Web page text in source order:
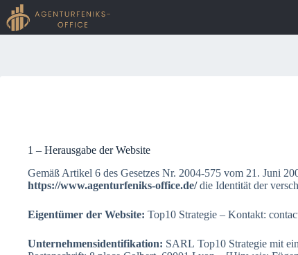
Zum
Inhalt
springen
1 – Herausgabe der Website
Gemäß Artikel 6 des Gesetzes Nr. 2004-575 vom 21. Juni
https://www.agenturfeniks-office.de/die Identität der
Eigentümer der Website: Top10 Strategie – Kontakt:
Unternehmensidentifikation: SARL Top10 Strategie mit